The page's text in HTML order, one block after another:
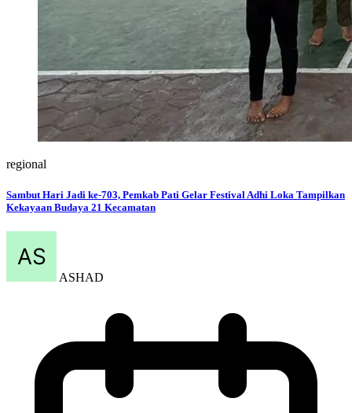
regional
Sambut Hari Jadi ke-703, Pemkab Pati Gelar Festival Adhi Loka Tampilkan
Kekayaan Budaya 21 Kecamatan
ASHAD